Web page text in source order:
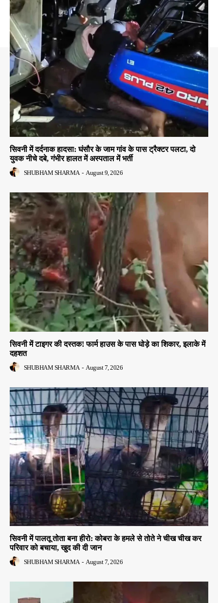
सिवनी में दर्दनाक हादसा: घंसौर के जाम गांव के पास ट्रैक्टर पलटा, दो
युवक नीचे दबे, गंभीर हालत में अस्पताल में भर्ती
SHUBHAM SHARMA - August 9, 2026
सिवनी में टाइगर की दस्तक! फार्म हाउस के पास घोड़े का शिकार, इलाके में
दहशत
SHUBHAM SHARMA - August 7, 2026
सिवनी में पालतू तोता बना हीरो: कोबरा के हमले से तोते ने चीख चीख कर
परिवार को बचाया, खुद की दी जान
SHUBHAM SHARMA - August 7, 2026